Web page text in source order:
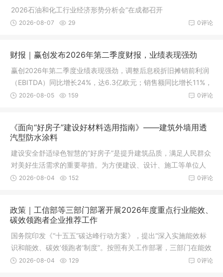
2026石油和化工行业经济形势分析会”在成都召开
0评论
2026-08-07 29
财报｜赢创发布2026年第二季度财报，业绩表现强劲
赢创2026年第二季度业绩表现强劲，调整后息税折旧摊销前利润
（EBITDA）同比增长24%，达6.3亿欧元；销售额同比增长11%，
销量和销售价格均提升7%。
0评论
2026-08-05 159
《面向“好房子”建设好材料选用指南》——建筑外墙用透
汽型防水涂料
建设安全舒适绿色智慧的“好房子”是提升建筑品质，满足人民群众
对美好生活需求的重要举措。为方便建设、设计、施工等单位人
员和广大人民群众了解
0评论
2026-08-04 152
政策｜工信部等三部门部署开展2026年度重点行业能效、
碳效领跑者企业推荐工作
国务院印发《“十五五”碳达峰行动方案》，提出“深入实施能效标
识和能效、碳效‘领跑者’制度”。按照有关工作部署，三部门在能效
领跑者工作基础上，创新开展碳效领跑者推荐工作，并将电解0评论
2026-08-04 129